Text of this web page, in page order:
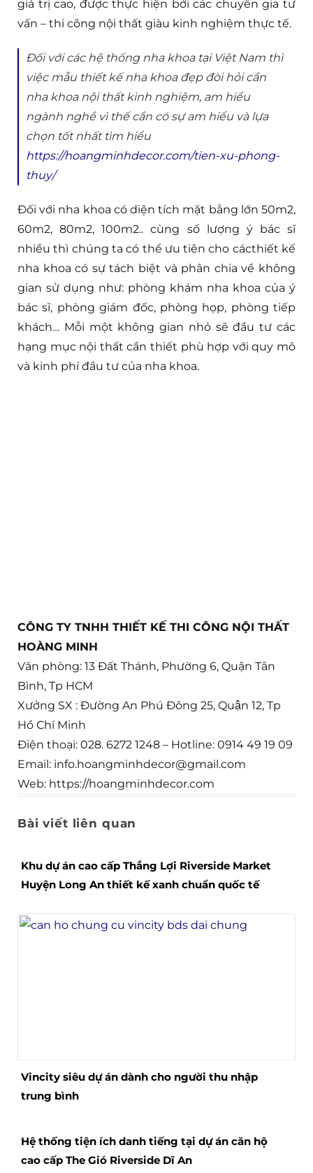
giá trị cao, được thực hiện bởi các chuyên gia tư
vấn – thi công nội thất giàu kinh nghiệm thực tế.
Đối với các hệ thống nha khoa tại Việt Nam thì
việc mẫu thiết kế nha khoa đẹp đòi hỏi cần
nha khoa nội thất kinh nghiệm, am hiểu
ngành nghề vì thế cần có sự am hiểu và lựa
chọn tốt nhất tìm hiểu
https://hoangminhdecor.com/tien-xu-phong-
thuy/
Đối với nha khoa có diện tích mặt bằng lớn 50m2,
60m2, 80m2, 100m2.. cùng số lượng ý bác sĩ
nhiều thì chúng ta có thể ưu tiên cho cácthiết kế
nha khoa có sự tách biệt và phân chia về không
gian sử dụng như: phòng khám nha khoa của ý
bác sĩ, phòng giám đốc, phòng họp, phòng tiếp
khách… Mỗi một không gian nhỏ sẽ đầu tư các
hạng mục nội thất cần thiết phù hợp với quy mô
và kinh phí đầu tư của nha khoa.
CÔNG TY TNHH THIẾT KẾ THI CÔNG NỘI THẤT
HOÀNG MINH
Văn phòng: 13 Đất Thánh, Phường 6, Quận Tân
Bình, Tp HCM
Xưởng SX : Đường An Phú Đông 25, Quận 12, Tp
Hồ Chí Minh
Điện thoại: 028. 6272 1248 – Hotline: 0914 49 19 09
Email: info.hoangminhdecor@gmail.com
Web: https://hoangminhdecor.com
Bài viết liên quan
Khu dự án cao cấp Thắng Lợi Riverside Market
Huyện Long An thiết kế xanh chuẩn quốc tế
Vincity siêu dự án dành cho người thu nhập
trung bình
Hệ thống tiện ích danh tiếng tại dự án căn hộ
cao cấp The Gió Riverside Dĩ An